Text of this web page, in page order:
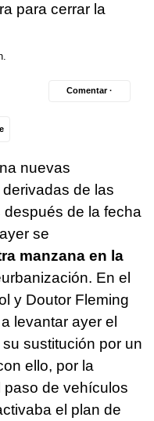
para cerrar la
Comentar ·
nuevas
de las
de la fecha
se
manzana en la
En el
y Doutor Fleming
levantar ayer el
sustitución por un
ello, por la
de vehículos
el plan de